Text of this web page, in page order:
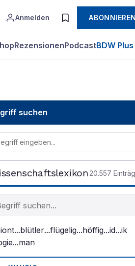
Anmelden ABONNIEREN
RezensionenPodcastBDW Plus
suchen
20.557
im Lexikon suchen
...blütler...flügelig...höffig...id...ik
...man